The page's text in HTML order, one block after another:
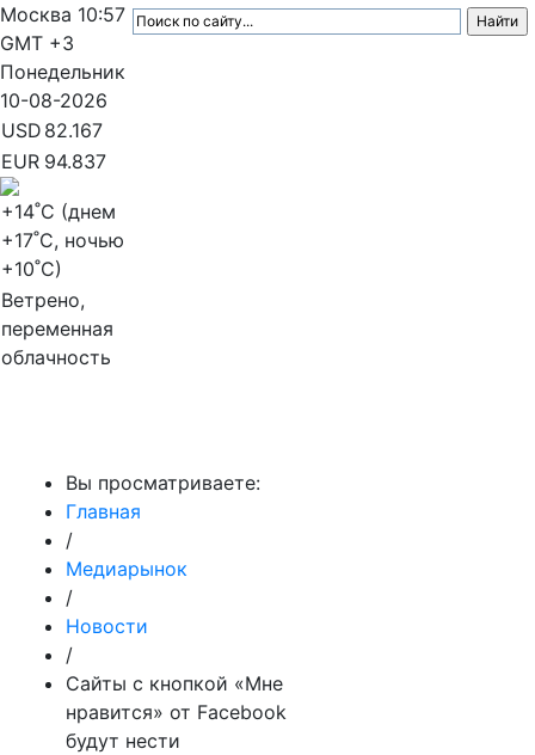
Москва 10:57
GMT +3
Понедельник
10-08-2026
USD 82.167
EUR 94.837
+14˚C (днем
+17˚C, ночью
+10˚C)
Ветрено,
переменная
облачность
Вы просматриваете:
Главная
/
Медиарынок
/
Новости
/
Сайты с кнопкой «Мне
нравится» от Facebook
будут нести